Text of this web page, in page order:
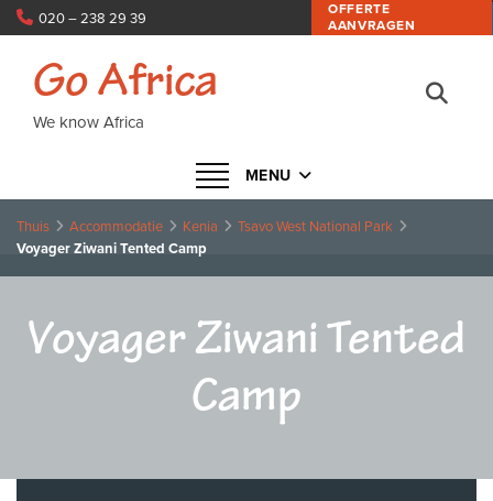
OFFERTE
AANVRAGEN
020 – 238 29 39
Navigatie in- of uitklappen
MENU
Go Africa
We know Africa
Thuis Accommodatie Kenia
Tsavo West National Park
Voyager Ziwani Tented Camp
Voyager Ziwani Tented
Camp